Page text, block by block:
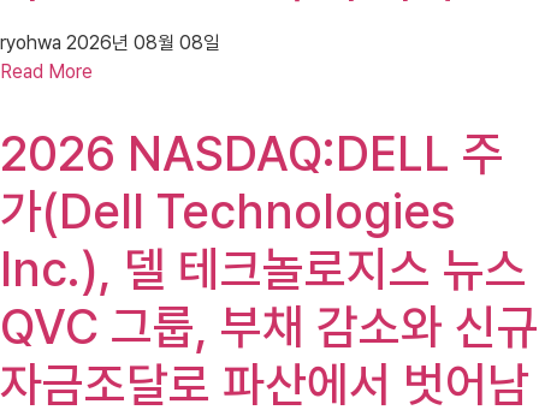
ryohwa 2026년 08월 08일
Read More
2026 NASDAQ:DELL 주
가(Dell Technologies
Inc.), 델 테크놀로지스 뉴스
QVC 그룹, 부채 감소와 신규
자금조달로 파산에서 벗어남